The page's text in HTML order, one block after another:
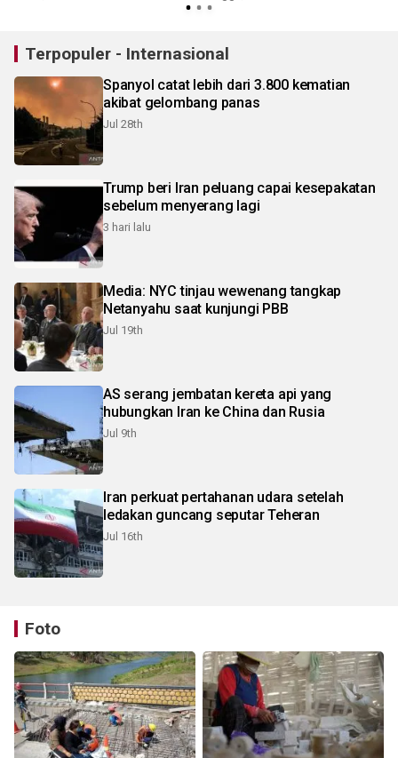
Terpopuler - Internasional
Spanyol catat lebih dari 3.800 kematian
akibat gelombang panas
Jul 28th
Trump beri Iran peluang capai kesepakatan
sebelum menyerang lagi
3 hari lalu
Media: NYC tinjau wewenang tangkap
Netanyahu saat kunjungi PBB
Jul 19th
AS serang jembatan kereta api yang
hubungkan Iran ke China dan Rusia
Jul 9th
Iran perkuat pertahanan udara setelah
ledakan guncang seputar Teheran
Jul 16th
Foto